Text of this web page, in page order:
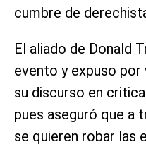
cumbre de
El aliado de Donald
evento y expuso
su discurso en
pues aseguró que a
se quieren robar las